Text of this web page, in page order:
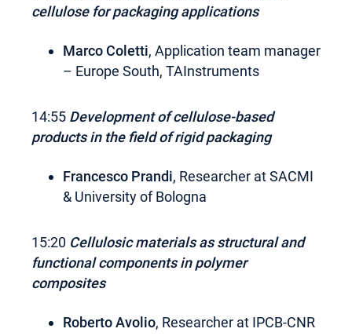
cellulose for packaging applications
Marco Coletti, Application team manager
– Europe South, TAInstruments
14:55 Development of cellulose-based
products in the field of rigid packaging
Francesco Prandi, Researcher at SACMI
& University of Bologna
15:20 Cellulosic materials as structural and
functional components in polymer
composites
Roberto Avolio, Researcher at IPCB-CNR